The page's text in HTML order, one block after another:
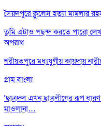
সৈয়দপুরে ক্লুলেস হত্যা মামলার
তুমি এটাও পছন্দ করতে পারো
অপরাধ
শরীয়তপুরে মধ্যযুগীয় কায়দায়
গ্রাম বাংলা
‘ছাত্রদল এখন ছাত্রলীগের রূপ
মাওলানা…